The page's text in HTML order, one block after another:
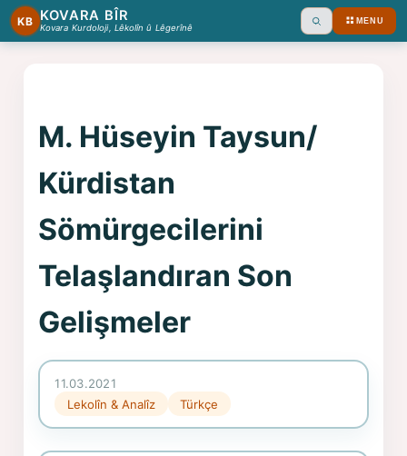
KB KOVARA BÎR
Kovara Kurdoloji, Lêkolîn û Lêgerînê Ara MENU
M. Hüseyin Taysun/
Kürdistan
Sömürgecilerini
Telaşlandıran Son
Gelişmeler
11.03.2021
Lekolîn & Analîz
Türkçe